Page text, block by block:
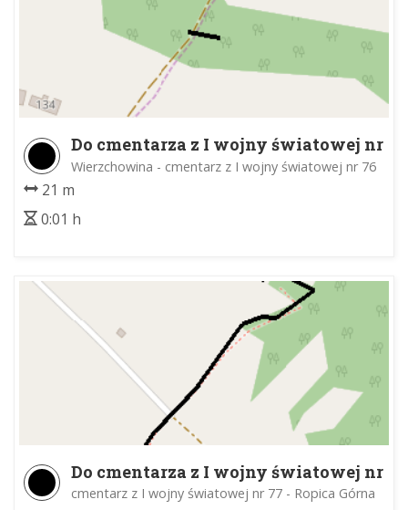
Do cmentarza z I wojny światowej nr
76
Wierzchowina - cmentarz z I wojny światowej nr 76
21 m
0:01 h
Do cmentarza z I wojny światowej nr
77
cmentarz z I wojny światowej nr 77 - Ropica Górna